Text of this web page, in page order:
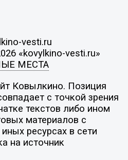
vesti.ru
«kovylkino-vesti.ru»
МЕСТА
Ковылкино. Позиция
с точкой зрения
текстов либо ином
материалов с
ресурсах в сети
на источник